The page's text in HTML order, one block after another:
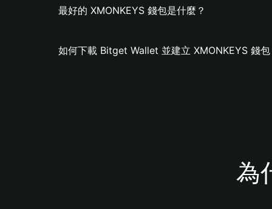
最好的 XMONKEYS 錢包是什麼？
如何下載 Bitget Wallet 並建立 XMONKEYS 錢
為